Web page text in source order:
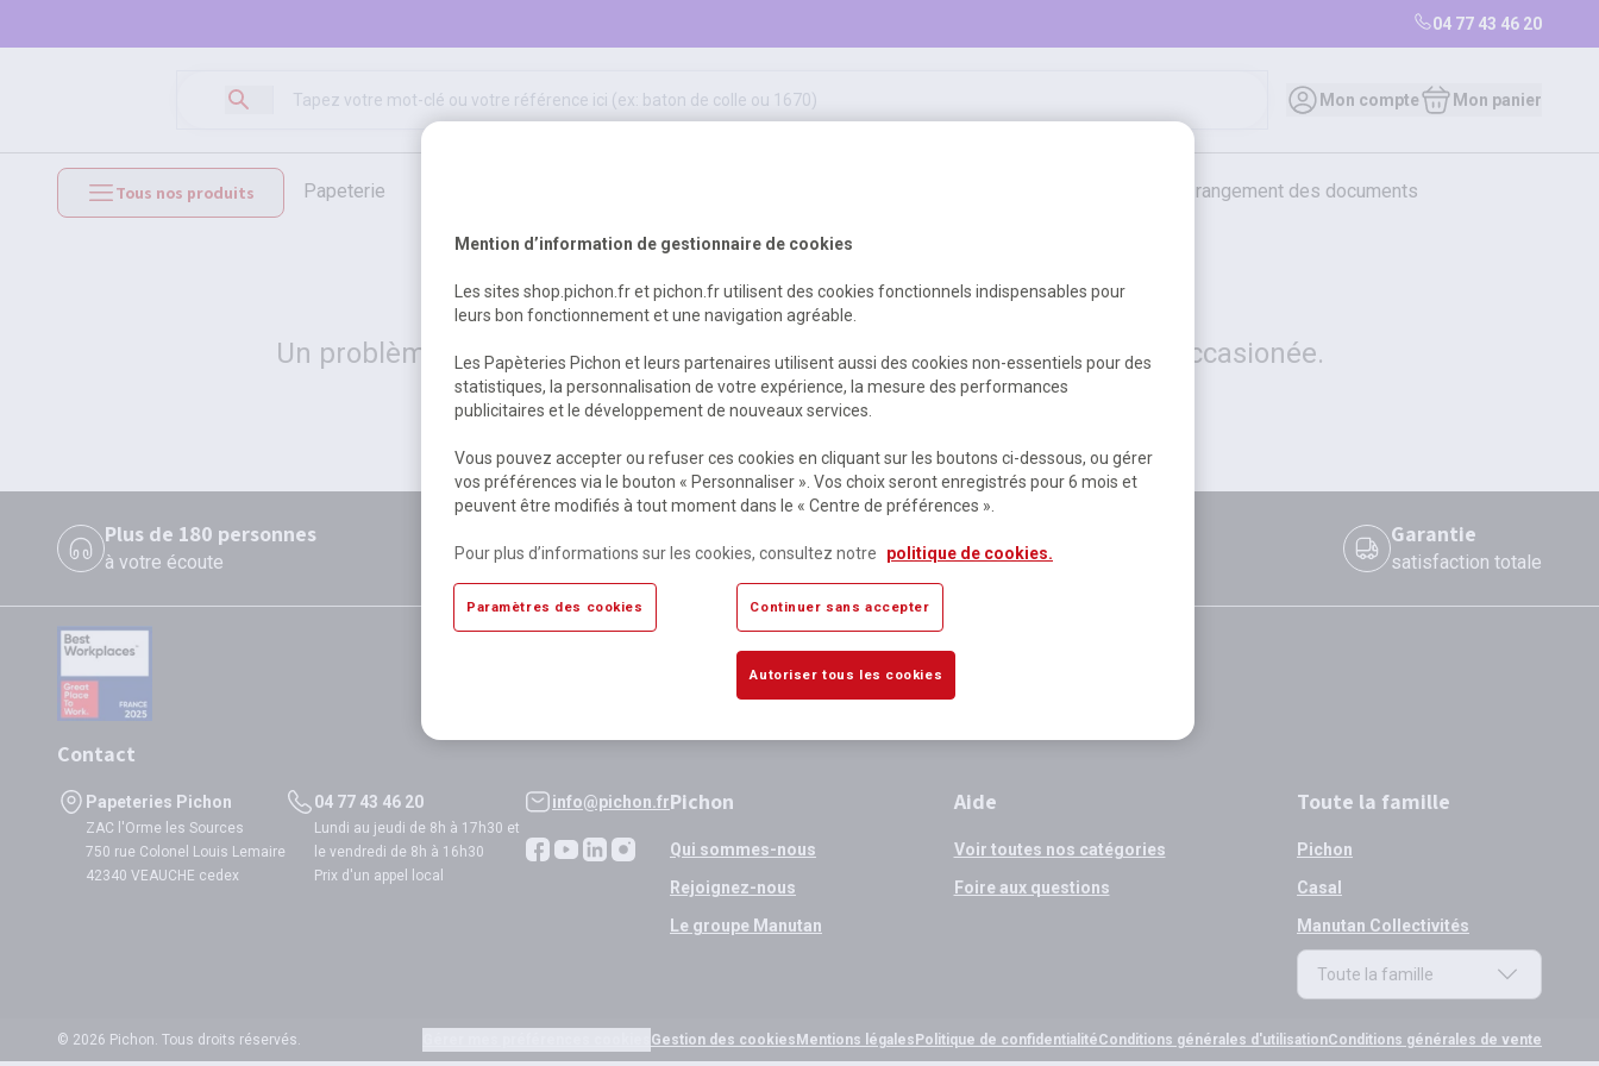
04 77 43 46 20
Mon compte Mon panier
Tous nos produits papeterie bureautique et rangement des documents
mobilier et équipements hygiène, sécurité, 1er secours outils, travaux & entretien
500
Erreur Serveur...
Un problème serveur est survenu. Veuillez nous excuser pour la gêne occasionée.
Retour Retour à l'accueil
Plus de 180 personnes
à votre écoute disponibles si validation avant 12h
Garantie
satisfaction totale
Contact
Papeteries Pichon
ZAC l'Orme les Sources
750 rue Colonel Louis Lemaire
42340 VEAUCHE cedex
04 77 43 46 20
Lundi au jeudi de 8h à 17h30 et
le vendredi de 8h à 16h30
Prix d'un appel local
info@pichon.frPichon
Qui sommes-nous
Rejoignez-nous
Le groupe Manutan
Aide
Voir toutes nos catégories
Foire aux questions
Toute la famille
Pichon
Casal
Manutan Collectivités
Toute la famille
© 2026 Pichon. Tous droits réservés. Gestion des cookies Mentions légales Politique de confidentialitéConditions générales d'utilisationConditions générales de vente
Mention d’information de gestionnaire de cookies
Les sites shop.pichon.fr et pichon.fr utilisent des cookies fonctionnels indispensables pour
leurs bon fonctionnement et une navigation agréable.
Les Papèteries Pichon et leurs partenaires utilisent aussi des cookies non-essentiels pour des
statistiques, la personnalisation de votre expérience, la mesure des performances
publicitaires et le développement de nouveaux services.
Vous pouvez accepter ou refuser ces cookies en cliquant sur les boutons ci-dessous, ou gérer
vos préférences via le bouton « Personnaliser ». Vos choix seront enregistrés pour 6 mois et
peuvent être modifiés à tout moment dans le « Centre de préférences ».
Pour plus d’informations sur les cookies, consultez notre politique de cookies.
Paramètres des cookies Continuer sans accepter
Autoriser tous les cookies